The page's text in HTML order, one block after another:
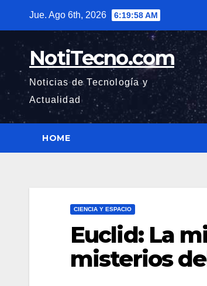
contenido
Jue. Ago 6th, 2026 6:19:59 AM
NotiTecno.com
Noticias de Tecnología y
Actualidad
HOME
CIENCIA Y ESPACIO
Euclid: La
misterios